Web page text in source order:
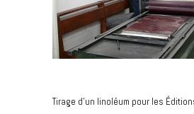
Tirage d’un linoléum pour les